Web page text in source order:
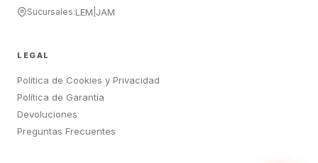
Sucursales:LEM JAM
LEGAL
Política de Cookies y Privacidad
Política de Garantía
Devoluciones
Preguntas Frecuentes